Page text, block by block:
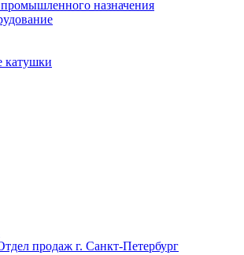
назначения
катушки
продаж г. Санкт-Петербург